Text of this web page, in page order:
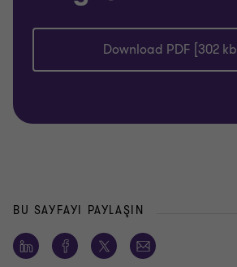
Download PDF [302 kb]
BU SAYFAYI PAYLAŞIN